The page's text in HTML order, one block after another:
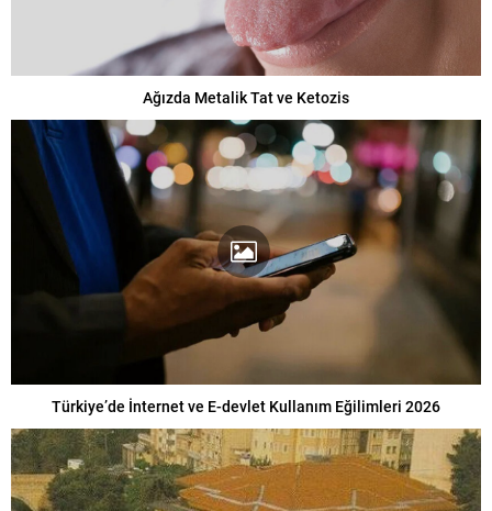
Ağızda Metalik Tat ve Ketozis
Türkiye’de İnternet ve E-devlet Kullanım Eğilimleri 2026